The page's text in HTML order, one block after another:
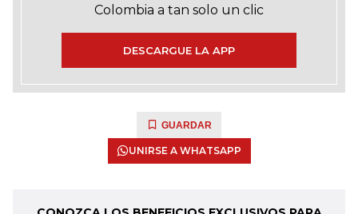
Colombia a tan solo un clic
DESCARGUE LA APP
GUARDAR
UNIRSE A WHATSAPP